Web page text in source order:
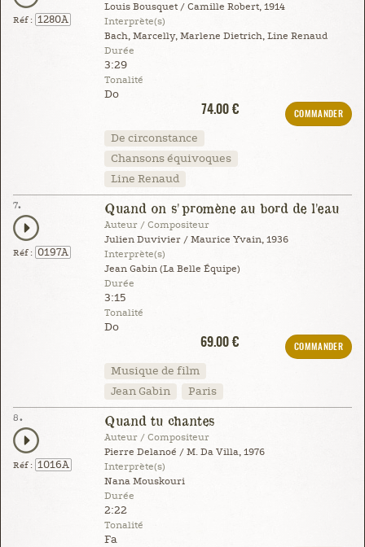
Réf : 1280A
Louis Bousquet / Camille Robert, 1914
Interprète(s)
Bach, Marcelly, Marlene Dietrich, Line Renaud
Durée
3:29
Tonalité
Do
74.00 €
COMMANDER
De circonstance
Chansons équivoques
Line Renaud
7.
Réf : 0197A
Quand on s'promène au bord de l'eau
Auteur / Compositeur
Julien Duvivier / Maurice Yvain, 1936
Interprète(s)
Jean Gabin (La Belle Équipe)
Durée
3:15
Tonalité
Do
69.00 €
COMMANDER
Musique de film
Jean Gabin
Paris
8.
Réf : 1016A
Quand tu chantes
Auteur / Compositeur
Pierre Delanoé / M. Da Villa, 1976
Interprète(s)
Nana Mouskouri
Durée
2:22
Tonalité
Fa